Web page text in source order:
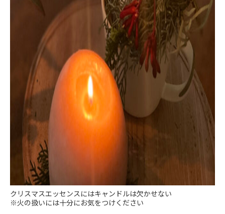
クリスマスエッセンスにはキャンドルは欠かせない
※火の扱いには十分にお気をつけください